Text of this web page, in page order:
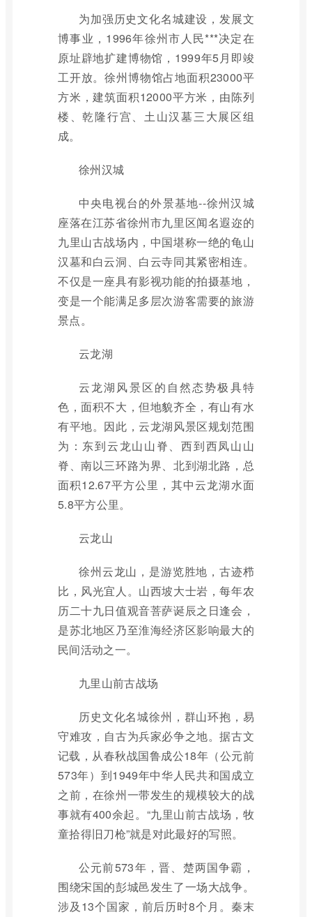
为加强历史文化名城建设，发展文
博事业，1996年徐州市人民***决定在
原址辟地扩建博物馆，1999年5月即竣
工开放。徐州博物馆占地面积23000平
方米，建筑面积12000平方米，由陈列
楼、乾隆行宫、土山汉墓三大展区组
成。
徐州汉城
中央电视台的外景基地--徐州汉城
座落在江苏省徐州市九里区闻名遐迩的
九里山古战场内，中国堪称一绝的龟山
汉墓和白云洞、白云寺同其紧密相连。
不仅是一座具有影视功能的拍摄基地，
变是一个能满足多层次游客需要的旅游
景点。
云龙湖
云龙湖风景区的自然态势极具特
色，面积不大，但地貌齐全，有山有水
有平地。因此，云龙湖风景区规划范围
为：东到云龙山山脊、西到西凤山山
脊、南以三环路为界、北到湖北路，总
面积12.67平方公里，其中云龙湖水面
5.8平方公里。
云龙山
徐州云龙山，是游览胜地，古迹栉
比，风光宜人。山西坡大士岩，每年农
历二十九日值观音菩萨诞辰之日逢会，
是苏北地区乃至淮海经济区影响最大的
民间活动之一。
九里山前古战场
历史文化名城徐州，群山环抱，易
守难攻，自古为兵家必争之地。据古文
记载，从春秋战国鲁成公18年（公元前
573年）到1949年中华人民共和国成立
之前，在徐州一带发生的规模较大的战
事就有400余起。“九里山前古战场，牧
童拾得旧刀枪”就是对此最好的写照。
公元前573年，晋、楚两国争霸，
围绕宋国的彭城邑发生了一场大战争。
涉及13个国家，前后历时8个月。秦末